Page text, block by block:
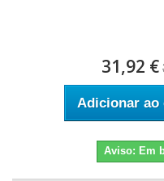
31,92 €
Adicionar ao
Aviso: Em